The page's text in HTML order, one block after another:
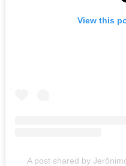
View this
A post shared by